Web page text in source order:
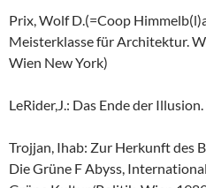
Prix, Wolf D.(=Coop
Meisterklasse für Architektur.
Wien New York)
LeRider,J.: Das Ende der
Trojjan, Ihab: Zur Herkunft des
Die Grüne F Abyss,